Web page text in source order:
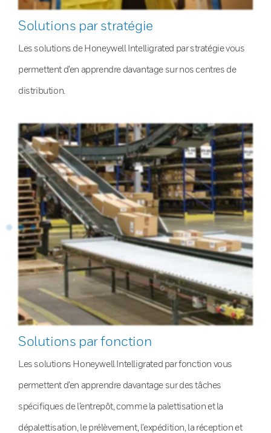
Solutions par stratégie
Les solutions de Honeywell Intelligrated par stratégie vous
permettent d’en apprendre davantage sur nos centres de
distribution.
Solutions par fonction
Les solutions Honeywell Intelligrated par fonction vous
permettent d’en apprendre davantage sur des tâches
spécifiques de l’entrepôt, comme la palettisation et la
dépalettisation, le prélèvement, l’expédition, la réception et